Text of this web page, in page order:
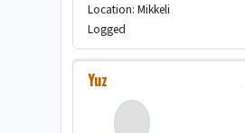
Location: Mikkeli
Logged
Yuz